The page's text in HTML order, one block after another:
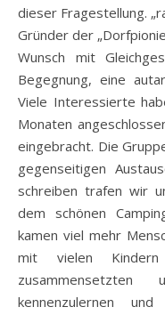
dieser Fragestellung.
Gründer der
Wunsch mit
Begegnung, eine
Viele Interessierte
Monaten
eingebracht. Die
gegenseitigen
schreiben trafen wir
dem schönen
kamen viel mehr
mit vielen
kennenzulernen